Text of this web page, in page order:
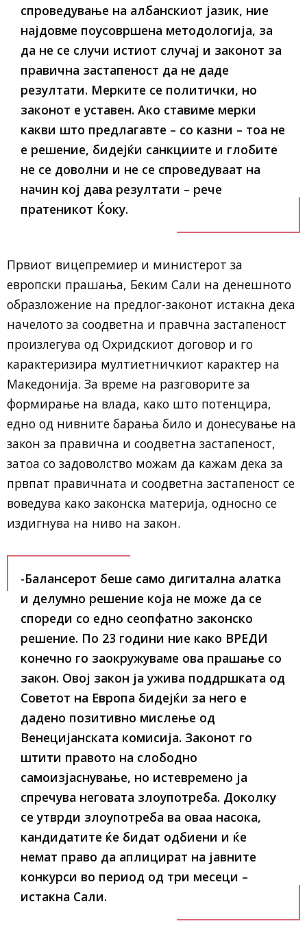
спроведување на албанскиот јазик, ние
најдовме поусовршена методологија, за
да не се случи истиот случај и законот за
правична застапеност да не даде
резултати. Мерките се политички, но
законот е уставен. Ако ставиме мерки
какви што предлагавте – со казни – тоа не
е решение, бидејќи санкциите и глобите
не се доволни и не се спроведуваат на
начин кој дава резултати – рече
пратеникот Ќоку.
Првиот вицепремиер и министерот за
европски прашања, Беким Сали на денешното
образложение на предлог-законот истакна дека
начелото за соодветна и правчна застапеност
произлегува од Охридскиот договор и го
карактеризира мултиетничкиот карактер на
Македонија. За време на разговорите за
формирање на влада, како што потенцира,
едно од нивните барања било и донесување на
закон за правична и соодветна застапеност,
затоа со задоволство можам да кажам дека за
првпат правичната и соодветна застапеност се
воведува како законска материја, односно се
издигнува на ниво на закон.
-Балансерот беше само дигитална алатка
и делумно решение која не може да се
спореди со едно сеопфатно законско
решение. По 23 години ние како ВРЕДИ
конечно го заокружуваме ова прашање со
закон. Овој закон ја ужива поддршката од
Советот на Европа бидејќи за него е
дадено позитивно мислење од
Венецијанската комисија. Законот го
штити правото на слободно
самоизјаснување, но истевремено ја
спречува неговата злоупотреба. Доколку
се утврди злоупотреба ва оваа насока,
кандидатите ќе бидат одбиени и ќе
немат право да аплицират на јавните
конкурси во период од три месеци –
истакна Сали.